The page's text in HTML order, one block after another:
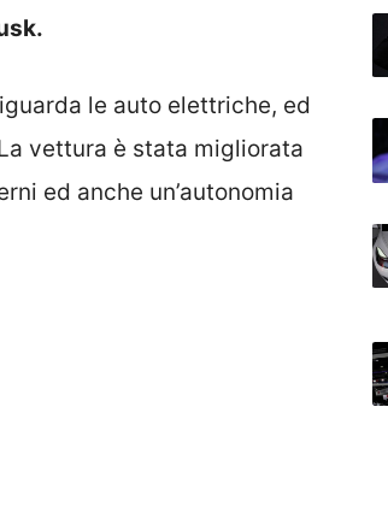
le auto elettriche, ed
vettura è stata migliorata
ed anche un’autonomia